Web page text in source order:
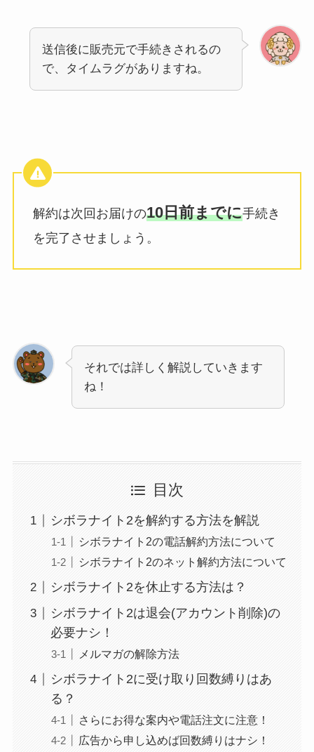
送信後に販売元で手続きされるの
で、タイムラグがありますね。
解約は次回お届けの10日前までに手続き
を完了させましょう。
それでは詳しく解説していきます
ね！
目次
シボラナイト2を解約する方法を解説
シボラナイト2の電話解約方法について
シボラナイト2のネット解約方法について
シボラナイト2を休止する方法は？
シボラナイト2は退会(アカウント削除)の
必要ナシ！
メルマガの解除方法
シボラナイト2に受け取り回数縛りはあ
る？
さらにお得な案内や電話注文に注意！
広告から申し込めば回数縛りはナシ！